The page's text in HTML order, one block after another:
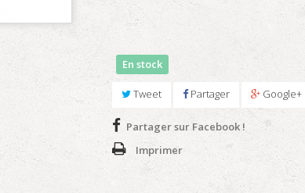
En stock
Tweet Partager Google+
Partager sur Facebook !
Imprimer